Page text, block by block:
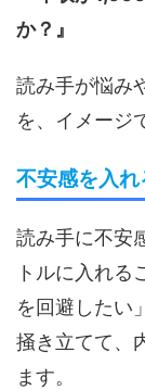
か？』
読み手が悩み
を、イメージ
不安感を入れ
読み手に不安
トルに入れる
を回避したい
掻き立てて、
ます。